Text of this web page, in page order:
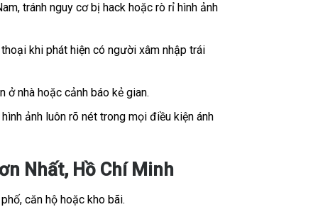
tránh nguy cơ bị hack hoặc rò rỉ hình ảnh
khi phát hiện có người xâm nhập trái
nhà hoặc cảnh báo kẻ gian.
ảnh luôn rõ nét trong mọi điều kiện ánh
Nhất, Hồ Chí Minh
căn hộ hoặc kho bãi.